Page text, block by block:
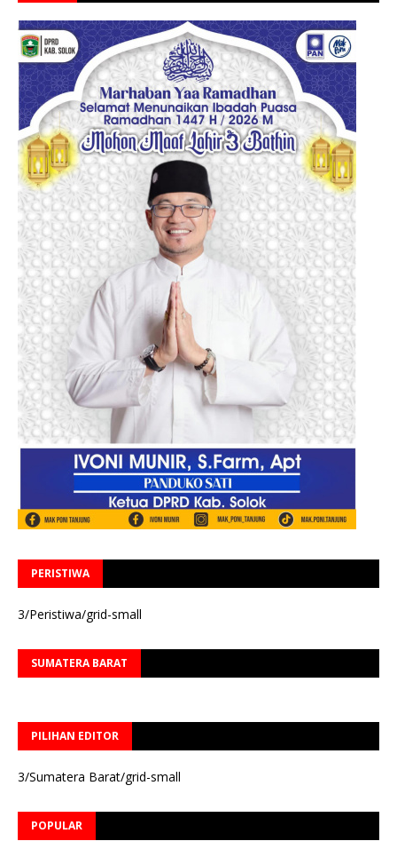
PERISTIWA
3/Peristiwa/grid-small
SUMATERA BARAT
PILIHAN EDITOR
3/Sumatera Barat/grid-small
POPULAR